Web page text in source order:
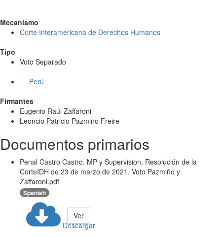
Mecanismo
Corte Interamericana de Derechos Humanos
Tipo
Voto Separado
Perú
Firmantes
Eugenio Raúl Zaffaroni
Leoncio Patricio Pazmiño Freire
Documentos primarios
Penal Castro Castro. MP y Supervision. Resolución de la
CorteIDH de 23 de marzo de 2021. Voto Pazmiño y
Zaffaroni.pdf
Spanish
Descargar
Ver